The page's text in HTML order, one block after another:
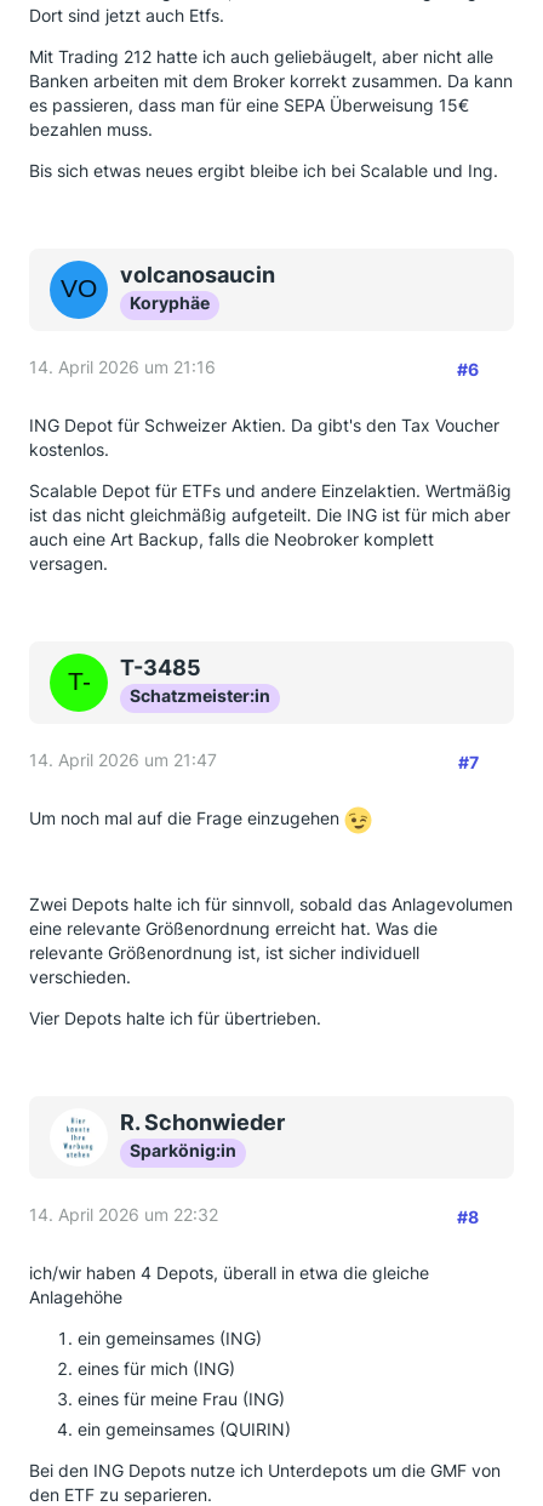
Dort sind jetzt auch Etfs.
Mit Trading 212 hatte ich auch geliebäugelt, aber nicht alle
Banken arbeiten mit dem Broker korrekt zusammen. Da kann
es passieren, dass man für eine SEPA Überweisung 15€
bezahlen muss.
Bis sich etwas neues ergibt bleibe ich bei Scalable und Ing.
volcanosaucin
Koryphäe
14. April 2026 um 21:16 #6
ING Depot für Schweizer Aktien. Da gibt's den Tax Voucher
kostenlos.
Scalable Depot für ETFs und andere Einzelaktien. Wertmäßig
ist das nicht gleichmäßig aufgeteilt. Die ING ist für mich aber
auch eine Art Backup, falls die Neobroker komplett
versagen.
T-3485
Schatzmeister:in
14. April 2026 um 21:47 #7
Um noch mal auf die Frage einzugehen
Zwei Depots halte ich für sinnvoll, sobald das Anlagevolumen
eine relevante Größenordnung erreicht hat. Was die
relevante Größenordnung ist, ist sicher individuell
verschieden.
Vier Depots halte ich für übertrieben.
R. Schonwieder
Sparkönig:in
14. April 2026 um 22:32 #8
ich/wir haben 4 Depots, überall in etwa die gleiche
Anlagehöhe
ein gemeinsames (ING)
eines für mich (ING)
eines für meine Frau (ING)
ein gemeinsames (QUIRIN)
Bei den ING Depots nutze ich Unterdepots um die GMF von
den ETF zu separieren.